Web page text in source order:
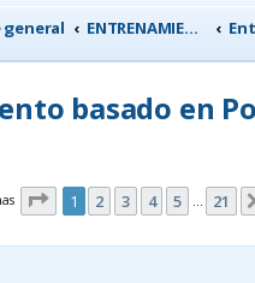
general ENTRENAMIENTO, medicina deportiva y nutrición
basado en
Página de 21
1 2 3 4 5 … 21